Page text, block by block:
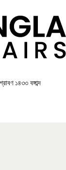
১৪৩৩ বঙ্গাব্দ